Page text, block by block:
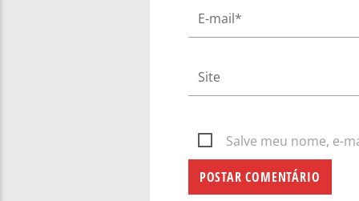
Salve meu nome, e-